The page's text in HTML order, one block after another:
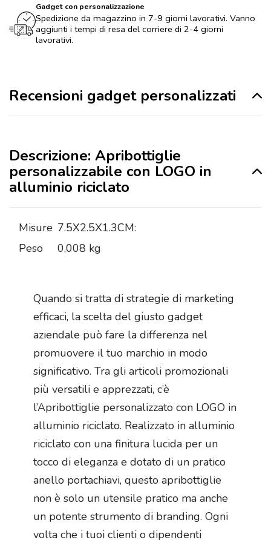
Gadget con personalizzazione
Spedizione da magazzino in 7-9 giorni lavorativi. Vanno
aggiunti i tempi di resa del corriere di 2-4 giorni
lavorativi.
Recensioni gadget personalizzati
Descrizione: Apribottiglie
personalizzabile con LOGO in
alluminio riciclato
Misure 7.5X2.5X1.3CM:
Peso
0,008 kg
Quando si tratta di strategie di marketing
efficaci, la scelta del giusto gadget
aziendale può fare la differenza nel
promuovere il tuo marchio in modo
significativo. Tra gli articoli promozionali
più versatili e apprezzati, c’è
l’Apribottiglie personalizzato con LOGO in
alluminio riciclato. Realizzato in alluminio
riciclato con una finitura lucida per un
tocco di eleganza e dotato di un pratico
anello portachiavi, questo apribottiglie
non è solo un utensile pratico ma anche
un potente strumento di branding. Ogni
volta che i tuoi clienti o dipendenti